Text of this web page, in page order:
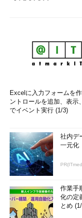
Excelに入力フォームを
ントロールを追加、表示
でイベント実行 (1/3)
社内デ
一元化
作業手
化の定
とめ